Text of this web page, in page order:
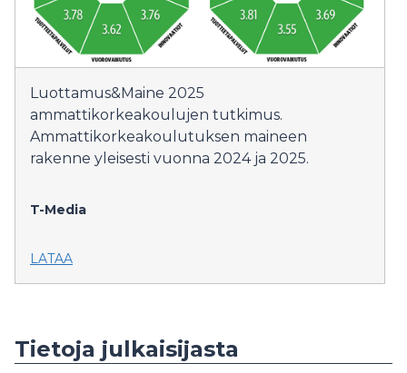
Luottamus&Maine 2025
ammattikorkeakoulujen tutkimus.
Ammattikorkeakoulutuksen maineen
rakenne yleisesti vuonna 2024 ja 2025.
T-Media
LATAA
Tietoja julkaisijasta